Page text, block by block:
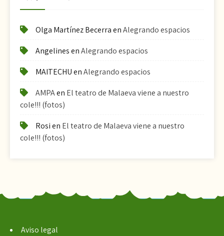
Olga Martínez BecerraenAlegrando espacios
AngelinesenAlegrando espacios
MAITECHUenAlegrando espacios
AMPAen El teatro de Malaeva viene a nuestro
cole!!! (fotos)
Rosien El teatro de Malaeva viene a nuestro
cole!!! (fotos)
Aviso legal